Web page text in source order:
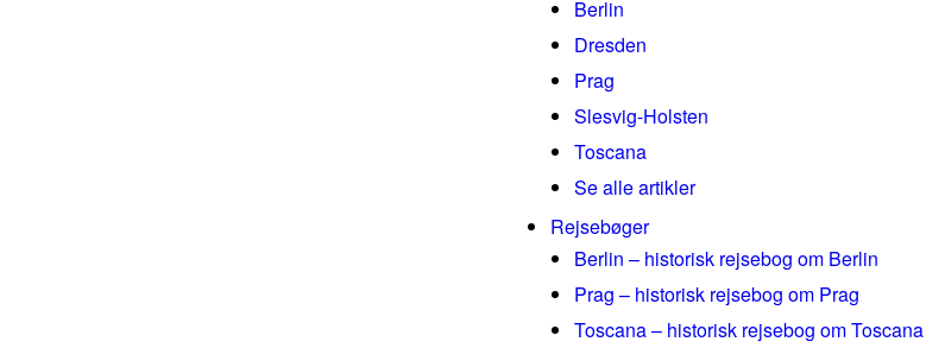
Berlin
Dresden
Prag
Slesvig-Holsten
Toscana
Se alle artikler
Rejsebøger
Berlin – historisk rejsebog om Berlin
Prag – historisk rejsebog om Prag
Toscana – historisk rejsebog om Toscana